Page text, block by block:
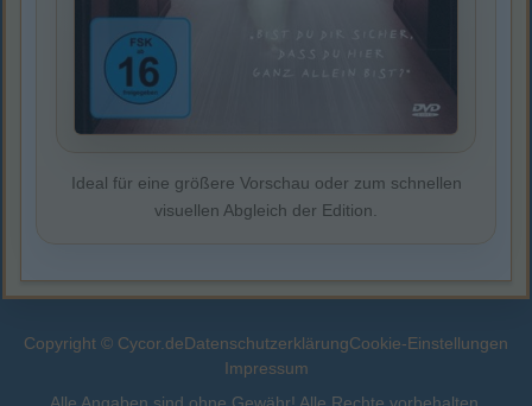
Ideal für eine größere Vorschau oder zum schnellen
visuellen Abgleich der Edition.
Copyright © Cycor.deDatenschutzerklärungCookie-Einstellungen
Impressum